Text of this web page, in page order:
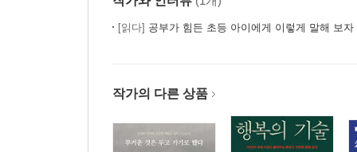
열등감을 키우는 말
“오빠를 닮아봐라”
[읽다] 공부가 힘든 초등 아이에게 이렇게 말해 보자
작가의 다른 상품